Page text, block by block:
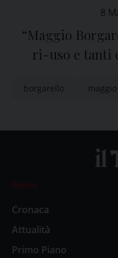
8
“Maggio
ri-uso e tanti
borgarello
News
Cronaca
Attualità
Primo Piano